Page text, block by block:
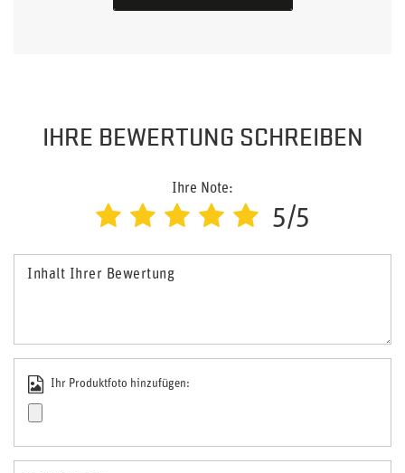
IHRE BEWERTUNG SCHREIBEN
Ihre Note:
5/5
Inhalt Ihrer Bewertung
Ihr Produktfoto hinzufügen: